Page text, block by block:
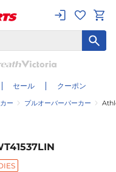
セール クーポン
ー プルオーバーパーカー